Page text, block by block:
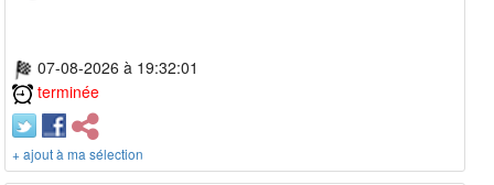
07-08-2026 à 19:32:01
terminée
+ ajout à ma sélection